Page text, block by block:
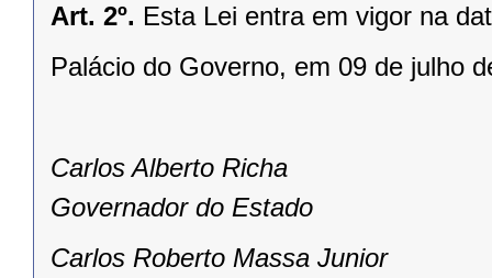
Art. 2º. Esta Lei entra em vigor na
Palácio do Governo, em 09 de julho
Carlos Alberto Richa
Governador do Estado
Carlos Roberto Massa Junior